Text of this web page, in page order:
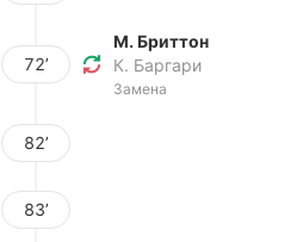
72’
М. Бриттон
К. Баргари
Замена
82’
83’